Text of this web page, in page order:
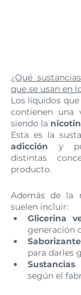
¿Qué
que se usan en
Los líquidos
contienen una
siendo la
adicción y
distintas
producto.
Además de la
suelen incluir:
Glicerina
generación
para darles
según el